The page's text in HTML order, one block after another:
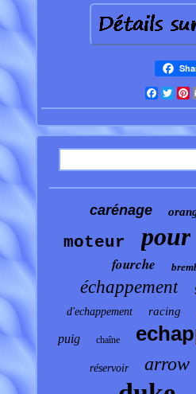
carénage
moteur pour
fourche
échappement
d'echappement racing
puig chaîne
réservoir arrow